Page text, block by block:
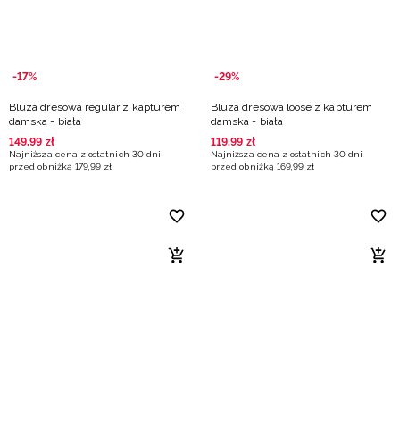
-17%
Bluza dresowa regular z kapturem
damska - biała
149,99 zł
Najniższa cena z ostatnich 30 dni
przed obniżką 179,99 zł
-29%
Bluza dresowa loose z kapturem
damska - biała
119,99 zł
Najniższa cena z ostatnich 30 dni
przed obniżką 169,99 zł